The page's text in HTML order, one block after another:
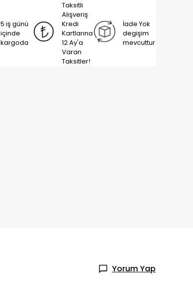
5 iş günü
içinde
kargoda
Taksitli
Alışveriş
Kredi
Kartlarına
12 Ay'a
Varan
Taksitler!
İade Yok
degişim
mevcuttur
Yorum Yap